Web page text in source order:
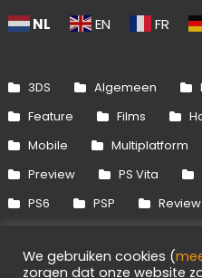
NL EN FR
3DS Algemeen
Feature
Films
Mobile
Multiplatform
Preview
PS Vita
PS6
PSP Review
Xbox 360
Xbox One
We gebruiken cookies (
zorgen dat onze website